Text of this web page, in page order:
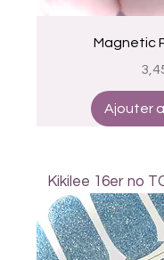
Aperçu
Magnetic
Prix
Ajouter
Kikilee 16er no